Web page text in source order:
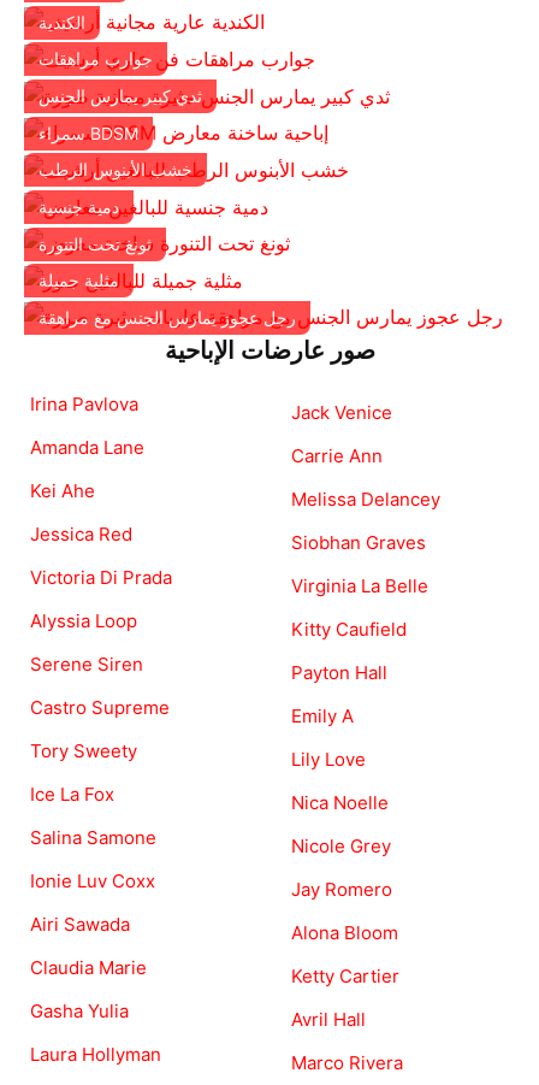
الكندية
جوارب مراهقات
ثدي كبير يمارس الجنس
سمراء BDSM
خشب الأبنوس الرطب
دمية جنسية
ثونغ تحت التنورة
مثلية جميلة
رجل عجوز يمارس الجنس مع مراهقة
صور عارضات الإباحية
Irina Pavlova
Amanda Lane
Kei Ahe
Jessica Red
Victoria Di Prada
Alyssia Loop
Serene Siren
Castro Supreme
Tory Sweety
Ice La Fox
Salina Samone
Ionie Luv Coxx
Airi Sawada
Claudia Marie
Gasha Yulia
Laura Hollyman
Jack Venice
Carrie Ann
Melissa Delancey
Siobhan Graves
Virginia La Belle
Kitty Caufield
Payton Hall
Emily A
Lily Love
Nica Noelle
Nicole Grey
Jay Romero
Alona Bloom
Ketty Cartier
Avril Hall
Marco Rivera